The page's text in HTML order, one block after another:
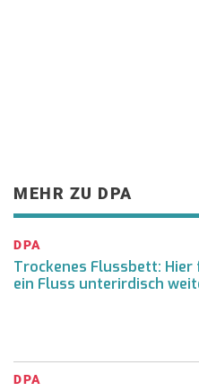
MEHR ZU DPA
DPA
Trockenes Flussbett:
ein Fluss unterirdisch
DPA